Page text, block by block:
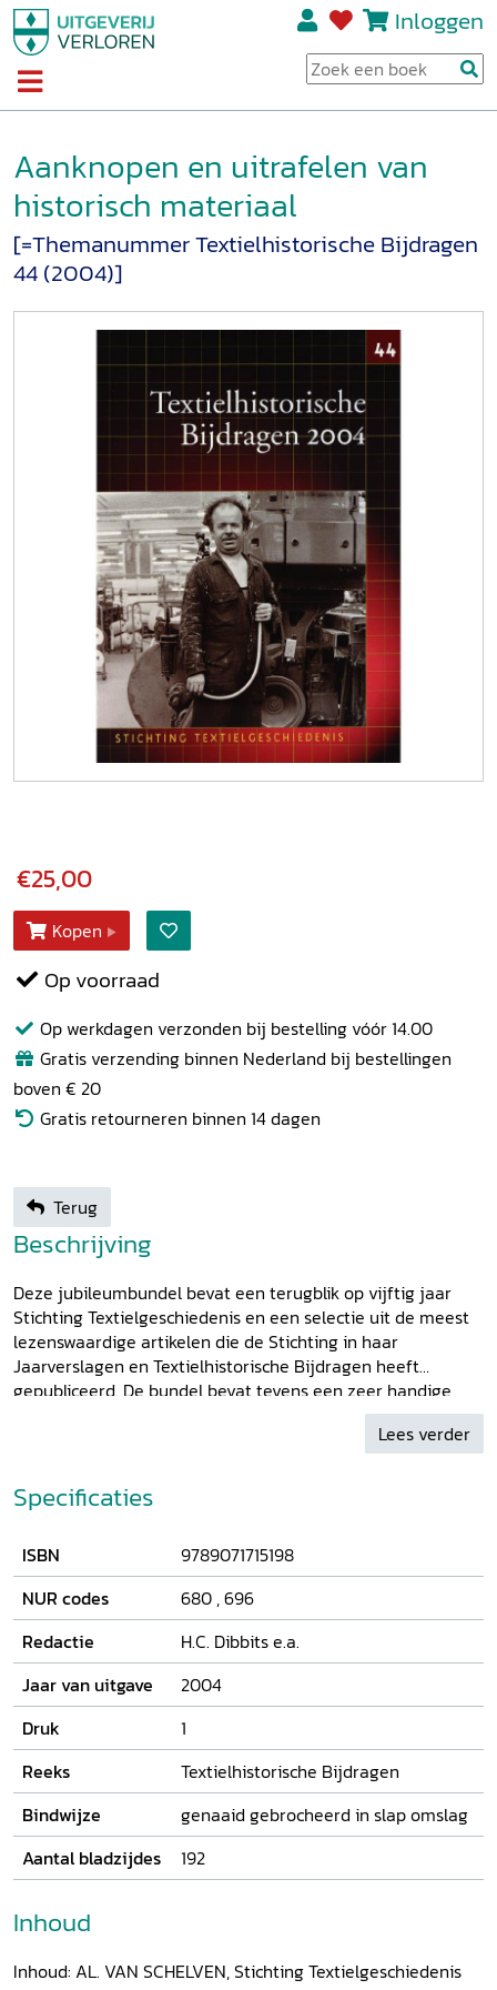
Inloggen
Aanknopen en uitrafelen van
historisch materiaal
[=Themanummer Textielhistorische Bijdragen
44 (2004)]
€25,00
Kopen
Op voorraad
Op werkdagen verzonden bij bestelling vóór 14.00
Gratis verzending binnen Nederland bij bestellingen
boven € 20
Gratis retourneren binnen 14 dagen
Terug
Beschrijving
Deze jubileumbundel bevat een terugblik op vijftig jaar
Stichting Textielgeschiedenis en een selectie uit de meest
lezenswaardige artikelen die de Stichting in haar
Jaarverslagen en Textielhistorische Bijdragen heeft
gepubliceerd. De bundel bevat tevens een zeer handige
index op alle artikelen die in deze bladen verschenen zijn.
Lees verder
Specificaties
ISBN
9789071715198
NUR codes
680 ,696
Redactie
H.C. Dibbits e.a.
Jaar van uitgave
2004
Druk
1
Reeks
Textielhistorische Bijdragen
Bindwijze
genaaid gebrocheerd in slap omslag
Aantal bladzijdes
192
Inhoud
Inhoud: AL. VAN SCHELVEN, Stichting Textielgeschiedenis